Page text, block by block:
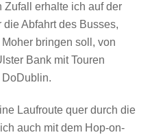
Zufall erhalte ich auf der
Abfahrt des Busses,
bringen soll, von
Bank mit Touren
Laufroute quer durch die
auch mit dem Hop-on-